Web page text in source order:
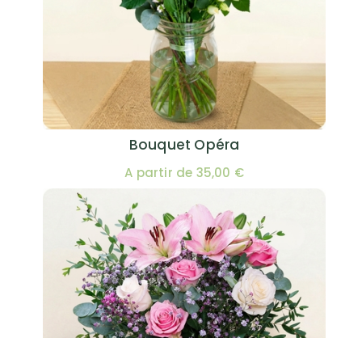
Bouquet Opéra
A partir de 35,00 €